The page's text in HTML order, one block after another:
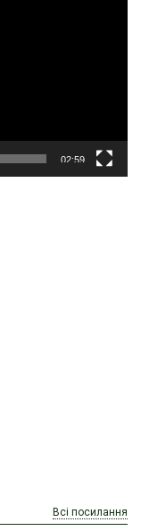
02:59
Всі посилання